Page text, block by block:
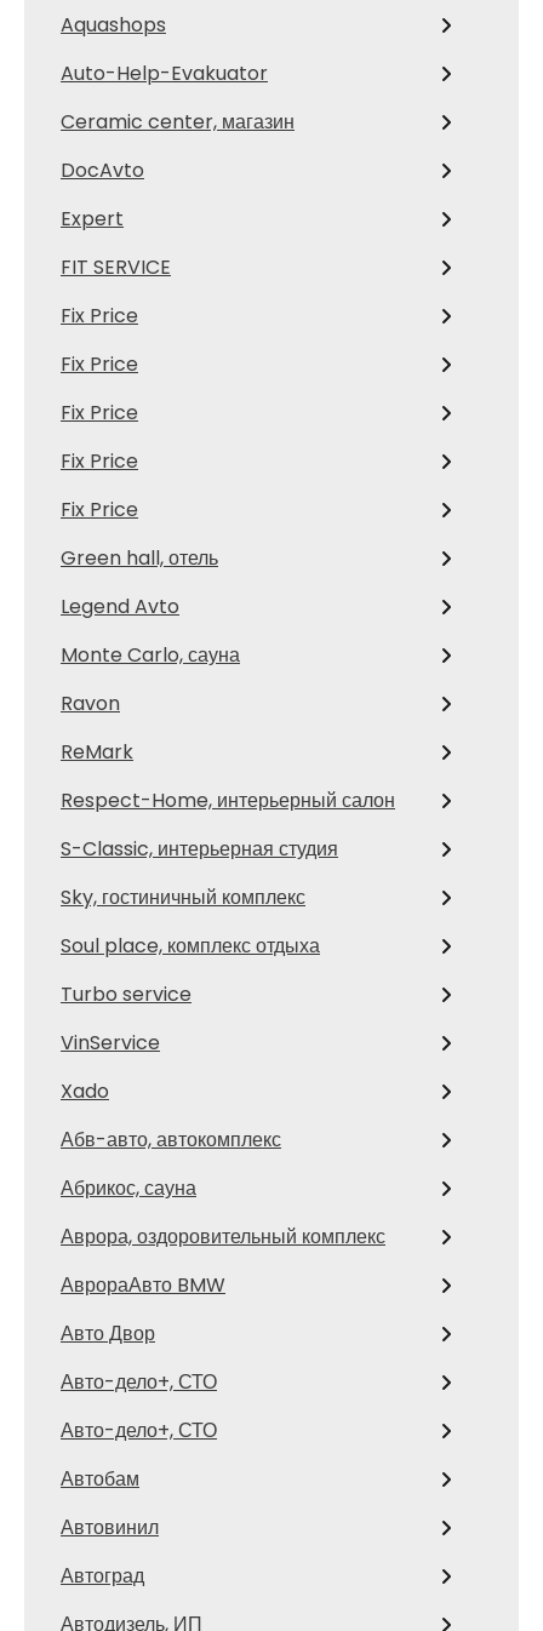
Aquashops
Auto-Help-Evakuator
Ceramic center, магазин
DocAvto
Expert
FIT SERVICE
Fix Price
Fix Price
Fix Price
Fix Price
Fix Price
Green hall, отель
Legend Avto
Monte Carlo, сауна
Ravon
ReMark
Respect-Home, интерьерный салон
S-Classic, интерьерная студия
Sky, гостиничный комплекс
Soul place, комплекс отдыха
Turbo service
VinService
Xado
Абв-авто, автокомплекс
Абрикос, сауна
Аврора, оздоровительный комплекс
АврораАвто BMW
Авто Двор
Авто-дело+, СТО
Авто-дело+, СТО
Автобам
Автовинил
Автоград
Автодизель, ИП